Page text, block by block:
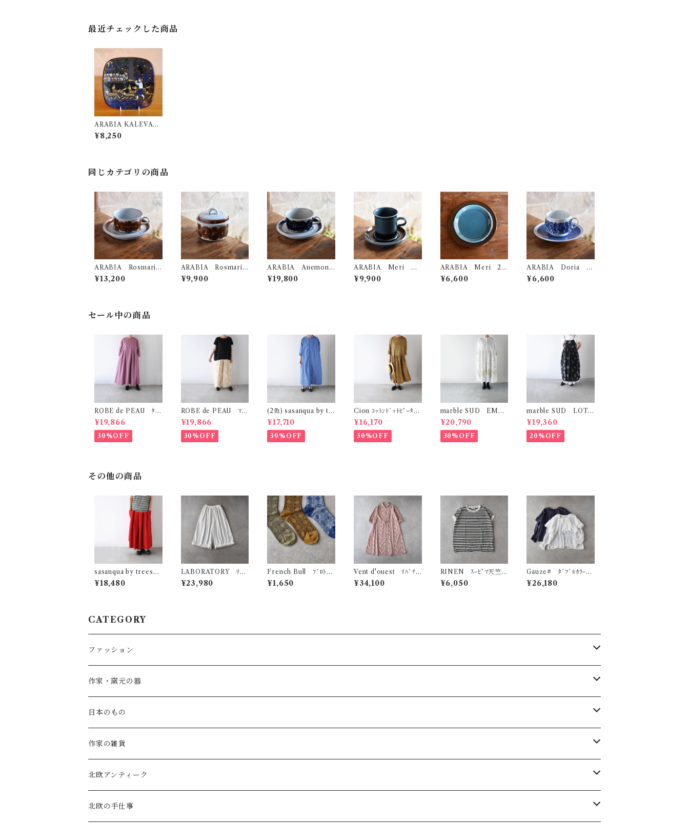
最近チェックした商品
ARABIA KALEVAL
A ANNUAL PLATE
（1979年）
¥8,250
同じカテゴリの商品
ARABIA Rosmarin
e ティーカップ&ソ
ーサー
¥13,200
ARABIA Rosmarin
e シュガーポット
¥9,900
ARABIA Anemone
ティーカップ＆ソー
サー
¥19,800
ARABIA Meri コ
ーヒカップ＆ソーサー
¥9,900
ARABIA Meri 20
cmプレート
¥6,600
ARABIA Doria コ
ーヒーカップ＆ソーサ
ー
¥6,600
セール中の商品
ROBE de PEAU ﾀｯ
ｸﾜﾝﾋﾟｰｽ(ﾌﾟﾗﾑ) R34
2
¥19,866
30%OFF
ROBE de PEAU ﾏｰ
ﾌﾞﾙﾊﾟﾀｰﾝ ﾜｲﾄﾞﾊﾟﾝﾂ (ｽ
ｷﾝﾏｰﾌﾞﾙ(ｲｴﾛｰ系) ) R
303
¥19,866
30%OFF
(2色) sasanqua by tr
ees ｶｹｱｲﾜﾝﾋﾟｰｽ A
N-318
¥17,710
30%OFF
Cion ｺｯﾄﾝﾄﾞｯﾄﾋﾟｰﾀｰ
ﾊﾟﾝｶﾗｰﾜﾝﾋﾟｰｽ (ｵﾘｰﾌﾞ
ﾌﾞﾗｳﾝ) 19-25259
¥16,170
30%OFF
marble SUD EMB
swag (綿) ｼｬﾂﾜﾝﾋﾟｰｽ
(ﾎﾜｲﾄ)
¥20,790
30%OFF
marble SUD LOTS
OF DOT ｷﾞｬｻﾞｰｷｬﾐﾜ
ﾝﾋﾟｰｽ (ﾌﾞﾗｯｸ)
¥19,360
20%OFF
その他の商品
sasanqua by trees
ﾌｫｰﾙﾄﾞｽｶｰﾄ (ﾚｯﾄﾞ) A
N-312
¥18,480
LABORATORY ﾘｺﾝ
ｽﾄﾗｸｼｮﾝ ﾌﾘﾙﾃﾞﾆﾑﾊﾟﾝﾂ
(ﾎﾜｲﾄﾃﾞﾆﾑ) LA472
¥23,980
French Bull ﾌﾞﾛﾄﾞﾘ
ｰｿｯｸｽ 11-26254
¥1,650
Vent d'ouest ﾘﾊﾞﾃｨ
ｳｴｽﾄﾘﾎﾞﾝｼｬﾂﾜﾝﾋﾟｰｽ (ﾚ
ｯﾄﾞ系) VE31601
¥34,100
RINEN ｽｰﾋﾟﾏ天竺
ﾎﾞｰﾀﾞｰ ﾌﾚﾝﾁｽﾘｰﾌﾞ (ｻﾝ
¥6,050
Gauze# ﾀﾞﾌﾞﾙｶﾗｰﾋﾟ
ｴﾛﾌﾞﾗｳｽ G1185
¥26,180
CATEGORY
ファッション
SALE
atelier naruse
atelier naruse (ﾌｫｰﾏﾙ)
MAGALI
Gauze#
作家・窯元の器
矢島操(器)
小鹿田焼の器
中川紀夫(器)
斉藤幸代（器）
日本のもの
コーヒーの道具
鳥越の竹細工(岩手)
わら細工たくぼ(宮崎)
作家の雑貨
habotan
幸生窯
北欧アンティーク
ARABIA・iittala
北欧の手仕事